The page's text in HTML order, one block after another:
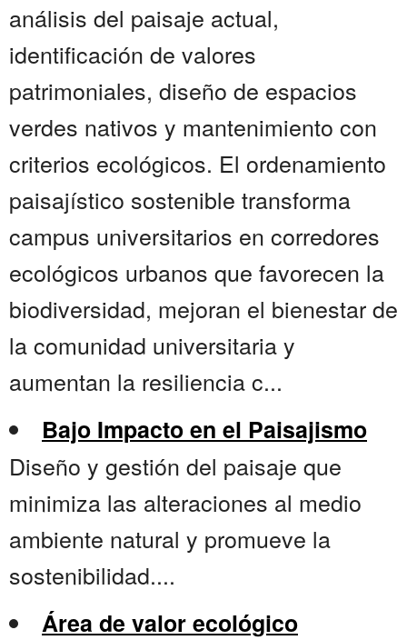
análisis del paisaje actual,
identificación de valores
patrimoniales, diseño de espacios
verdes nativos y mantenimiento con
criterios ecológicos. El ordenamiento
paisajístico sostenible transforma
campus universitarios en corredores
ecológicos urbanos que favorecen la
biodiversidad, mejoran el bienestar de
la comunidad universitaria y
aumentan la resiliencia c...
Bajo Impacto en el Paisajismo
Diseño y gestión del paisaje que
minimiza las alteraciones al medio
ambiente natural y promueve la
sostenibilidad....
Área de valor ecológico